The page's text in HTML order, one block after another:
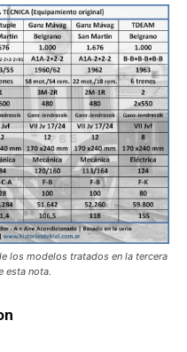
los modelos tratados en la tercera
esta nota.